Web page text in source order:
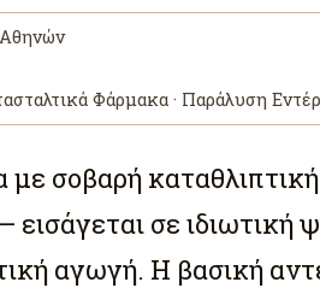
Φάρμακα · Παράλυση
με σοβαρή
σε ιδιωτική
αγωγή. Η βασική